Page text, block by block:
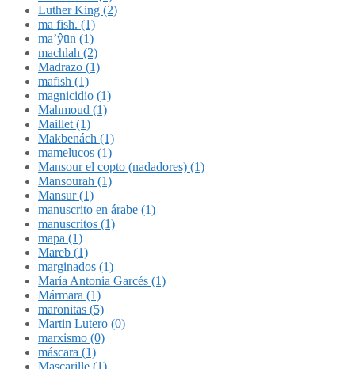
Luther King (2)
ma fish. (1)
ma’ŷūn (1)
machlah (2)
Madrazo (1)
mafish (1)
magnicidio (1)
Mahmoud (1)
Maillet (1)
Makbenách (1)
mamelucos (1)
Mansour el copto (nadadores) (1)
Mansourah (1)
Mansur (1)
manuscrito en árabe (1)
manuscritos (1)
mapa (1)
Mareb (1)
marginados (1)
María Antonia Garcés (1)
Mármara (1)
maronitas (5)
Martin Lutero (0)
marxismo (0)
máscara (1)
Mascarille (1)